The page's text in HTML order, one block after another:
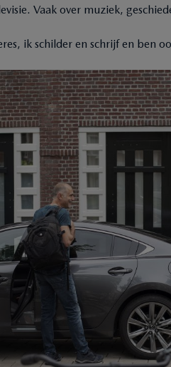
Vaak over muziek,
ik schilder en schrijf en ben